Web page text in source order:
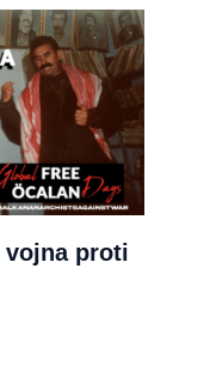
vojna proti